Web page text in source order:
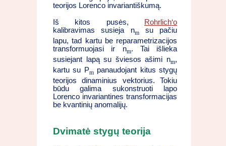
teorijos Lorenco invariantiškumą.
Iš kitos pusės,
Rohrlich‘o
kalibravimas susieja nmsu pačiu
lapu, tad kartu be reparametrizacijos
transformuojasi ir nm. Tai išlieka
susiejant lapą su šviesos ašimi nm,
kartu su Pmpanaudojant kitus stygų
teorijos dinaminius vektorius. Tokiu
būdu galima sukonstruoti lapo
Lorenco invariantines transformacijas
be kvantinių anomalijų.
Dvimatė stygų teorija